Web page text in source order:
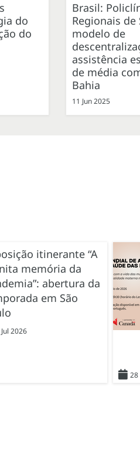
do
do
Brasil:
Regionais de
modelo de
assistência
de média
Bahia
11 Jun 2025
itinerante “A
memória da
abertura da
em São
2026
28